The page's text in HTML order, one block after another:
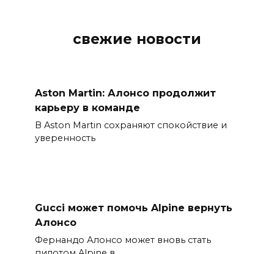
свежие новости
Aston Martin: Алонсо продолжит
карьеру в команде
В Aston Martin сохраняют спокойствие и
уверенность
Gucci может помочь Alpine вернуть
Алонсо
Фернандо Алонсо может вновь стать